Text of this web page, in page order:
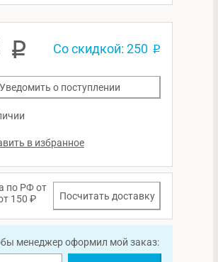
p Со скидкой: 250 p
Уведомить о поступлении
по РФ от
150 ₽
Посчитать доставку
менеджер оформил мой заказ: